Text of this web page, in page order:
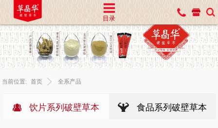
目录
当前位置: 首页 全系产品
饮片系列破壁草本 食品系列破壁草本